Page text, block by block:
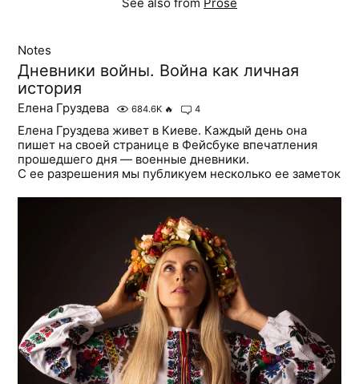
See also from Prose
Notes
Дневники войны. Война как личная
история
Елена Груздева 684.6K 🔥 4
Елена Груздева живет в Киеве. Каждый день она
пишет на своей странице в Фейсбуке впечатления
прошедшего дня — военные дневники.
С ее разрешения мы публикуем несколько ее заметок